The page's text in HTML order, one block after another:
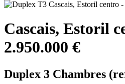
Cascais, Estoril
2.950.000 €
Duplex 3 Chambres